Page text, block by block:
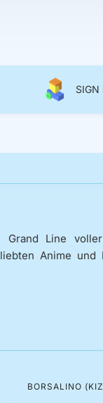
SIGN
Line voller
Anime und
BORSALINO